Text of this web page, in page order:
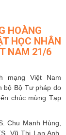
HOÀNG
HỌC NHÂN
NAM 21/6
mạng Việt Nam
bộ Bộ Tư pháp do
chúc mừng Tạp
Chu Mạnh Hùng,
Vũ Thị Lan Anh,